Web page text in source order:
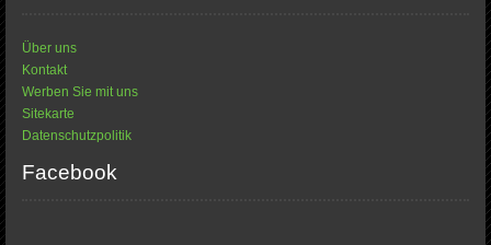
Über uns
Kontakt
Werben Sie mit uns
Sitekarte
Datenschutzpolitik
Facebook